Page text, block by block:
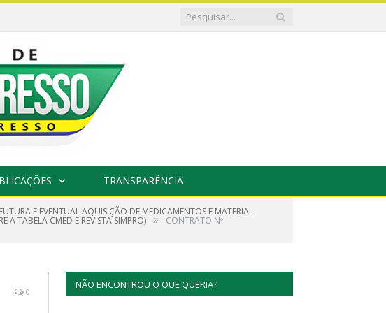
TRANSPARÊNCIA
E EVENTUAL AQUISIÇÃO DE MEDICAMENTOS E MATERIAL
A TABELA CMED E REVISTA SIMPRO) » CONTRATO Nº
0
NÃO ENCONTROU O QUE QUERIA?